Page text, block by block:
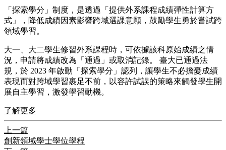
​「探索學分」制度，是透過「提供外系課程成績彈性計算方
式」，降低成績因素影響跨域選課意願，鼓勵學生勇於嘗試跨
領域學習。
​大一、大二學生修習外系課程時，可依據該科原始成績之情
況，申請將成績改為「通過」或取消記錄。 臺大已通過法
規，於 2023 年啟動「探索學分」認列，讓學生不必擔憂成績
表現而對跨域學習裹足不前，以容許試誤的策略來觸發學生開
展自主學習，激發學習動機。
了解更多
上一篇
創新領域學士學位學程